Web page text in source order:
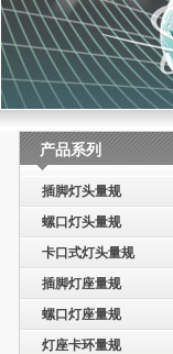
产品系列
插脚灯头量规
螺口灯头量规
卡口式灯头量规
插脚灯座量规
螺口灯座量规
灯座卡环量规